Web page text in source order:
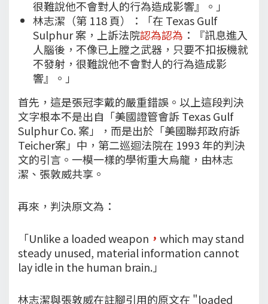
很難說他不會對人的行為造成影響』。」
林志潔（第 118 頁）：「在 Texas Gulf
Sulphur 案，上訴法院認為認為 ：『訊息進入
人腦後，不像已上膛之武器，只要不扣扳機就
不發射，很難說他不會對人的行為造成影
響』。」
首先，這是張冠李戴的嚴重錯誤。以上這段判決
文字根本不是出自「美國證管會訴 Texas Gulf
Sulphur Co. 案」，而是出於「美國聯邦政府訴
Teicher案」中，第二巡迴法院在 1993 年的判決
文的引言。一模一樣的學術重大烏龍，由林志
潔、張敦威共享。
再來，判決原文為：
「Unlike a loaded weapon ， which may stand
steady unused, material information cannot
lay idle in the human brain.」
林志潔與張敦威在註腳引用的原文在 "loaded